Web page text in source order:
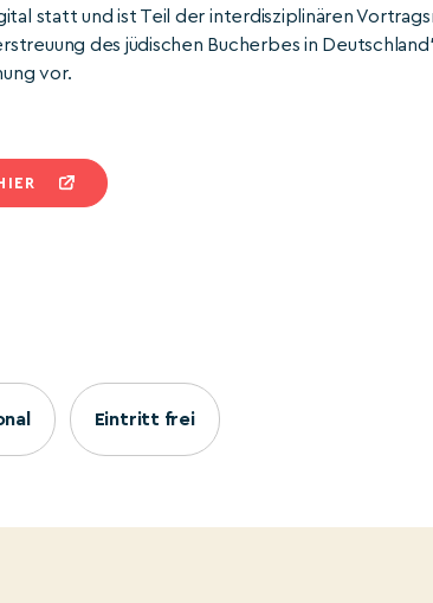
statt und ist Teil der interdisziplinären
des jüdischen Bucherbes in
vor.
Eintritt frei